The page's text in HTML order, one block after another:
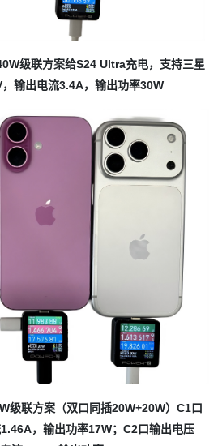
级联方案给S24 Ultra充电，支持三星
输出电流3.4A，输出功率30W
级联方案（双口同插20W+20W）C1口
，输出功率17W；C2口输出电压